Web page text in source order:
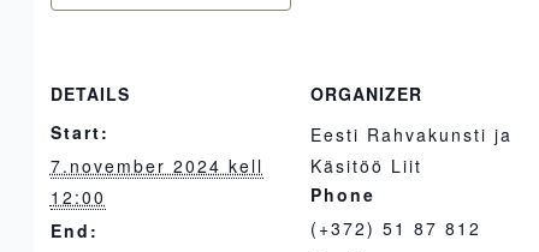
DETAILS
Start:
7.november 2024 kell
12:00
End:
ORGANIZER
Eesti Rahvakunsti ja
Käsitöö Liit
Phone
(+372) 51 87 812